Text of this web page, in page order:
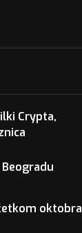
Crypta,
oktobra